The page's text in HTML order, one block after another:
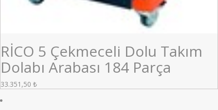
RİCO 5 Çekmeceli Dolu Takım
Dolabı Arabası 184 Parça
33.351,50 ₺